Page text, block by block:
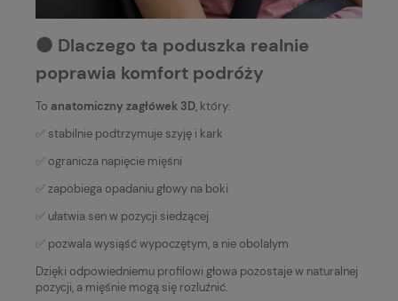
⚫️ Dlaczego ta poduszka realnie
poprawia komfort podróży
To anatomiczny zagłówek 3D, który:
✅ stabilnie podtrzymuje szyję i kark
✅ ogranicza napięcie mięśni
✅ zapobiega opadaniu głowy na boki
✅ ułatwia sen w pozycji siedzącej
✅ pozwala wysiąść wypoczętym, a nie obolałym
Dzięki odpowiedniemu profilowi głowa pozostaje w naturalnej
pozycji, a mięśnie mogą się rozluźnić.